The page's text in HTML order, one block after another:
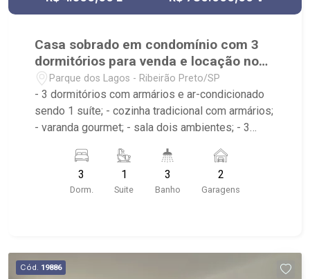
Casa sobrado em condomínio com 3
dormitórios para venda e locação no
Parque dos Lagos
Parque dos Lagos - Ribeirão Preto/SP
- 3 dormitórios com armários e ar-condicionado
sendo 1 suíte; - cozinha tradicional com armários;
- varanda gourmet; - sala dois ambientes; - 3
- jardim com paisagismo; - quintal cimentado; - 2
vagas de garagem sendo 1 coberta; - área de
serviço com armários; - Condomínio com portaria
3
Dorm.
1
Suite
3
Banho
2
Garagens
Cód. 19886